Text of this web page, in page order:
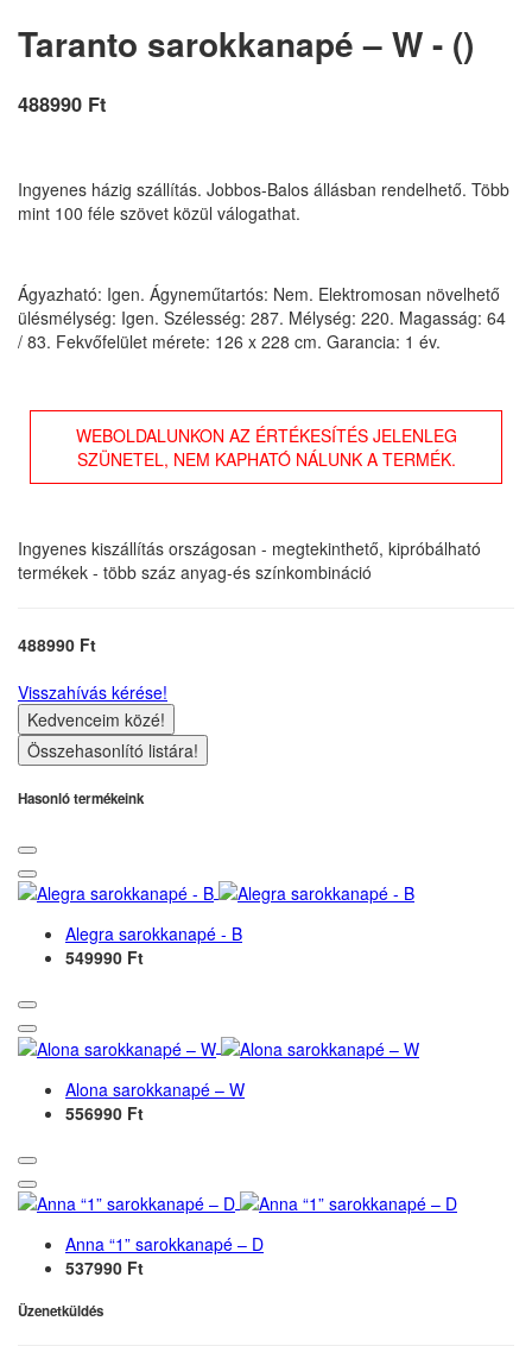
Taranto sarokkanapé – W - ()
488990 Ft
Ingyenes házig szállítás. Jobbos-Balos állásban rendelhető. Több
mint 100 féle szövet közül válogathat.
Ágyazható: Igen. Ágyneműtartós: Nem. Elektromosan növelhető
ülésmélység: Igen. Szélesség: 287. Mélység: 220. Magasság: 64
/ 83. Fekvőfelület mérete: 126 x 228 cm. Garancia: 1 év.
WEBOLDALUNKON AZ ÉRTÉKESÍTÉS JELENLEG
SZÜNETEL, NEM KAPHATÓ NÁLUNK A TERMÉK.
Ingyenes kiszállítás országosan - megtekinthető, kipróbálható
termékek - több száz anyag-és színkombináció
488990 Ft
Visszahívás kérése!
Kedvenceim közé!
Összehasonlító listára!
Hasonló termékeink
Alegra sarokkanapé - B
549990 Ft
Alona sarokkanapé – W
556990 Ft
Anna “1” sarokkanapé – D
537990 Ft
Üzenetküldés